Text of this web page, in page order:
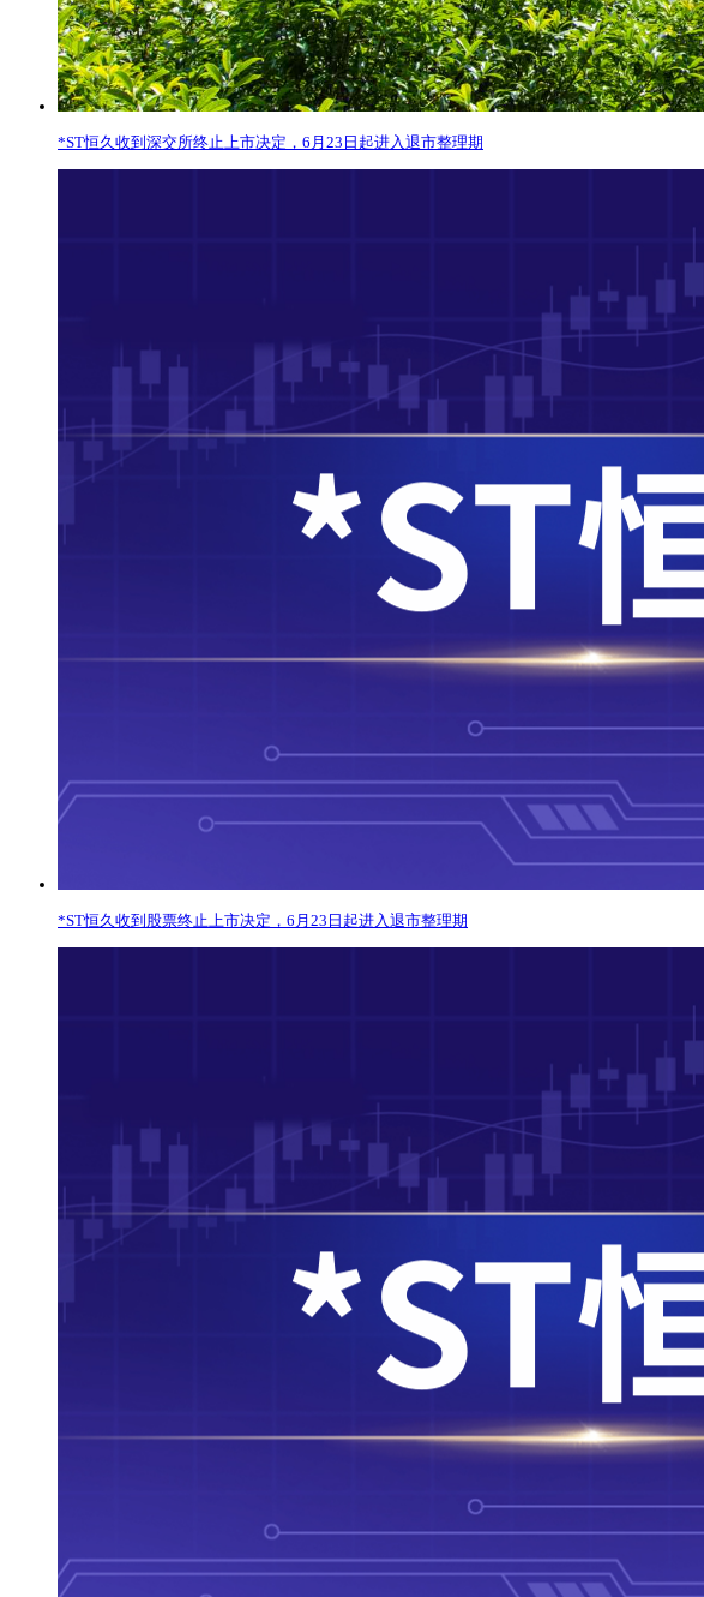
*ST恒久收到深交所终止上市决定，6月23日起进入退市整理期
*ST恒久收到股票终止上市决定，6月23日起进入退市整理期